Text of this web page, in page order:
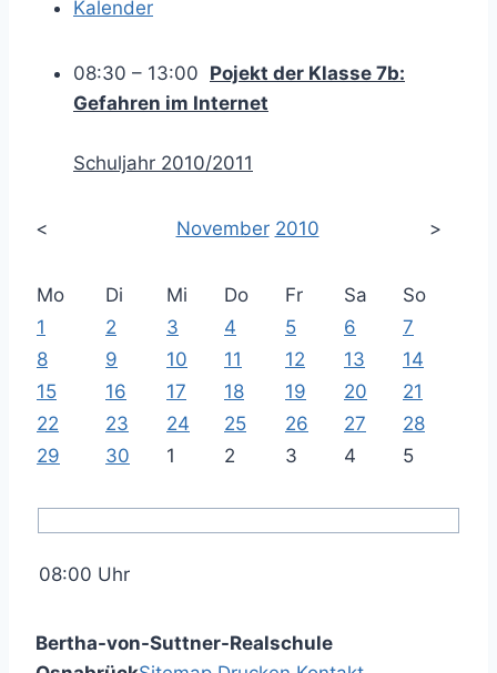
Kalender
08:30 – 13:00 Pojekt der Klasse 7b:
Gefahren im Internet
Schuljahr 2010/2011
< November 2010 >
Mo Di Mi Do Fr Sa
So
1
2 3 4 5 6
7
8
9 10 11 12 13
14
15
16 17 18 19 20
21
22
23 24 25 26 27
28
29
30 1 2 3 4 5
08:00 Uhr
Bertha-von-Suttner-Realschule